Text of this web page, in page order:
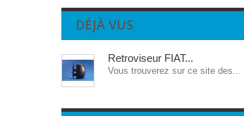
DÉJÀ VUS
Retroviseur FIAT...
Vous trouverez sur ce site des...